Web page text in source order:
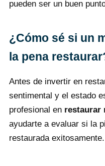
pueden ser un buen
¿Cómo sé si un
la pena
Antes de invertir en
sentimental y el estado
profesional en restaurar
ayudarte a evaluar si la
restaurada exitosamente.